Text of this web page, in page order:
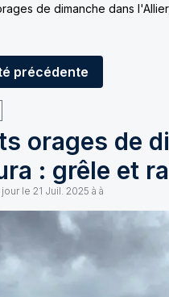
de dimanche dans
précédente
orages de
: grêle et
le 21 Juil. 2025 à à